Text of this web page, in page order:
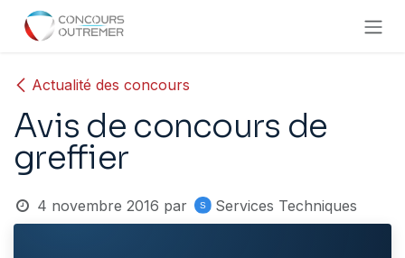
Se rendre au contenu
Actualité des concours
Avis de concours de
greffier
4 novembre 2016 par Services Techniques